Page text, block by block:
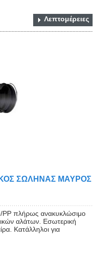
Λεπτομέρειες
ΣΩΛΗΝΑΣ ΜΑΥΡΟΣ
πλήρως ανακυκλώσιμο
αλάτων. Εσωτερική
Κατάλληλοι για